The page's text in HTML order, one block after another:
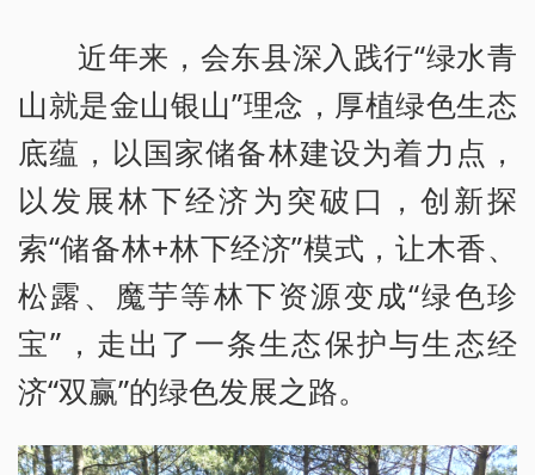
近年来，会东县深入践行“绿水青
山就是金山银山”理念，厚植绿色生态
底蕴，以国家储备林建设为着力点，
以发展林下经济为突破口，创新探
索“储备林+林下经济”模式，让木香、
松露、魔芋等林下资源变成“绿色珍
宝”，走出了一条生态保护与生态经
济“双赢”的绿色发展之路。